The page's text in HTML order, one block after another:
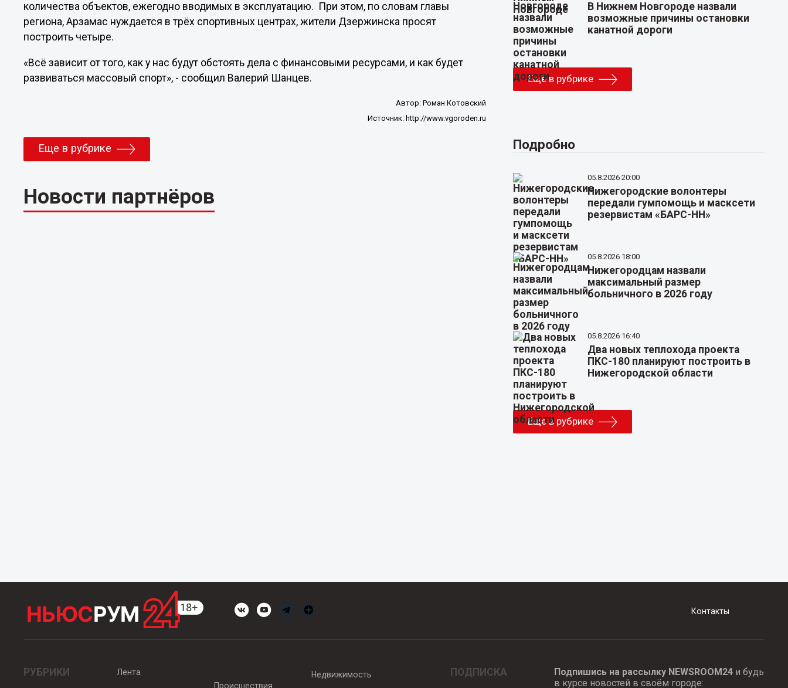
количества объектов, ежегодно вводимых в эксплуатацию. При этом, по словам главы
региона, Арзамас нуждается в трёх спортивных центрах, жители Дзержинска просят
построить четыре.
«Всё зависит от того, как у нас будут обстоять дела с финансовыми ресурсами, и как будет
развиваться массовый спорт», - сообщил Валерий Шанцев.
Автор: Роман Котовский
Источник: http://www.vgoroden.ru
Еще в рубрике
Новости партнёров
В Нижнем Новгороде назвали
возможные причины остановки
канатной дороги
Еще в рубрике
Подробно
05.8.2026 20:00
Нижегородские волонтеры
передали гумпомощь и масксети
резервистам «БАРС-НН»
05.8.2026 18:00
Нижегородцам назвали
максимальный размер
больничного в 2026 году
05.8.2026 16:40
Два новых теплохода проекта
ПКС-180 планируют построить в
Нижегородской области
Еще в рубрике
Контакты
РУБРИКИ
Лента
Происшествия
Недвижимость ПОДПИСКА Подпишись на рассылку NEWSROOM24и будь
в курсе новостей в своём городе: